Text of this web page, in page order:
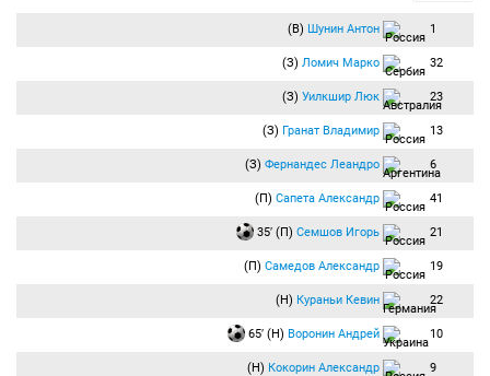
(В) Шунин Антон 1
(З) Ломич Марко 32
(З) Уилкшир Люк 23
(З) Гранат Владимир 13
(З) Фернандес Леандро 6
(П) Сапета Александр 41
35′ (П) Семшов Игорь 21
(П) Самедов Александр 19
(Н) Кураньи Кевин 22
65′ (Н) Воронин Андрей 10
(Н) Кокорин Александр 9